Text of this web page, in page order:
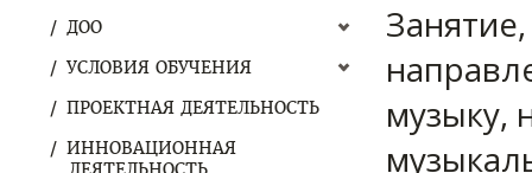
ДОО
УСЛОВИЯ ОБУЧЕНИЯ
ПРОЕКТНАЯ ДЕЯТЕЛЬНОСТЬ
ИННОВАЦИОННАЯ
музыку,